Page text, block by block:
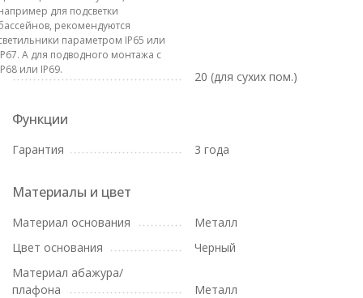
для подсветки
рекомендуются
параметром IP65 или
А для подводного монтажа с
или IP69.
20 (для сухих пом.)
Функции
Гарантия 3 года
Материалы и цвет
Материал основания
Металл
Цвет основания
Черный
Материал абажура/
плафона
Металл